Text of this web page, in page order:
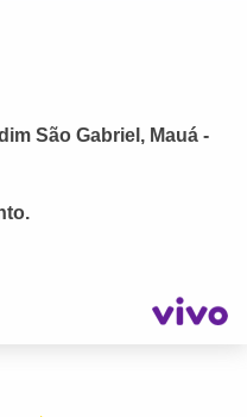
São Gabriel, Mauá -